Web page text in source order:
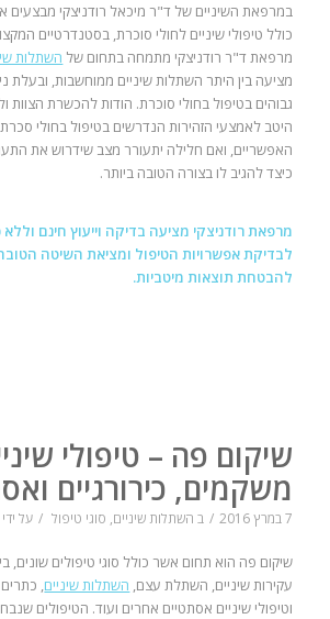
במרפאת השיניים של ד"ר מיכאל רודניצקי מבצעים
כולל טיפולי שיניים לחולי סוכרת, בסטנדרטיים
מרפאת ד"ר רודניצקי מתמחה בתחום של השתלות
מציעה בין היתר השתלות שיניים ממוחשבות, ובעלת
גבוהים בטיפול בחולי סוכרת. הודות להכשרת הצוות
היטב לאמצעי הזהירות הנדרשים בטיפול בחולי סכרת
האפשריים, ואם חלילה יתעורר מצב שידרוש את
כיצד להגיב לו בצורה הטובה ביותר.
מרפאת רודניצקי מציעה בדיקה וייעוץ חינם
לבדיקת אפשרויות הטיפול ומציאת השיטה
להבטחת תוצאות מיטביות.
שיקום פה – טיפולי
משקמים, כירורגיים
7 במרץ 2016 / ב השתלות שיניים, סוגי טיפול / על ידי
שיקום פה הוא תחום אשר כולל סוגי טיפולים שונים,
עקירות שיניים, השתלת עצם, השתלות שיניים, כתרים
וטיפולי שיניים אסתטיים אחרים ועוד. הטיפולים